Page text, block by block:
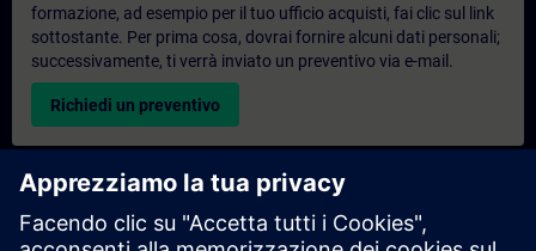
formazione, ad esempio per il tuo ufficio acquisti, fai clic sul link
sottostante. Per prima cosa, dovrai fornire alcuni dati personali;
successivamente, ti verrà inviato un preventivo via e-mail.
Richiedi un preventivo
Richiesta di informazioni su corsi di formazione
esclusivi